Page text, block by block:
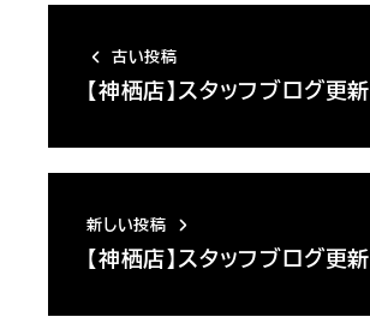
古い投稿
【神栖店】スタッフブログ更新
新しい投稿
【神栖店】スタッフブログ更新